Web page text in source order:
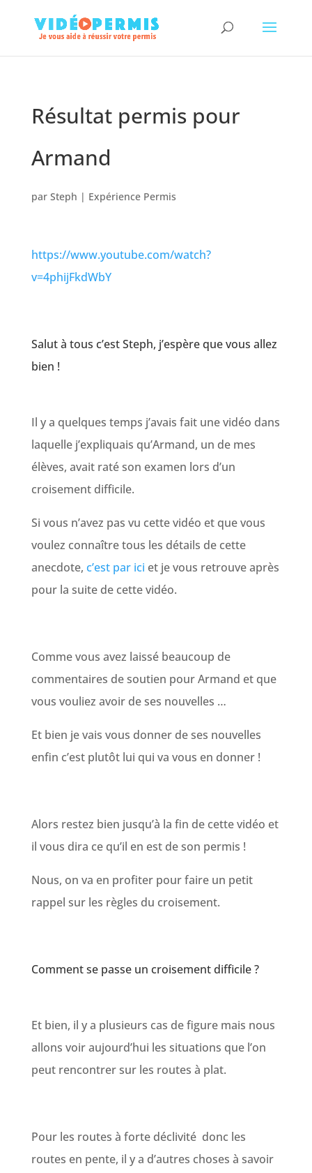
Résultat permis pour
Armand
par Steph | Expérience Permis
https://www.youtube.com/watch?
v=4phijFkdWbY
Salut à tous c’est Steph, j’espère que vous allez
bien !
Il y a quelques temps j’avais fait une vidéo dans
laquelle j’expliquais qu’Armand, un de mes
élèves, avait raté son examen lors d’un
croisement difficile.
Si vous n’avez pas vu cette vidéo et que vous
voulez connaître tous les détails de cette
anecdote, c’est par ici et je vous retrouve après
pour la suite de cette vidéo.
Comme vous avez laissé beaucoup de
commentaires de soutien pour Armand et que
vous vouliez avoir de ses nouvelles …
Et bien je vais vous donner de ses nouvelles
enfin c’est plutôt lui qui va vous en donner !
Alors restez bien jusqu’à la fin de cette vidéo et
il vous dira ce qu’il en est de son permis !
Nous, on va en profiter pour faire un petit
rappel sur les règles du croisement.
Comment se passe un croisement difficile ?
Et bien, il y a plusieurs cas de figure mais nous
allons voir aujourd’hui les situations que l’on
peut rencontrer sur les routes à plat.
Pour les routes à forte déclivité donc les
routes en pente, il y a d’autres choses à savoir